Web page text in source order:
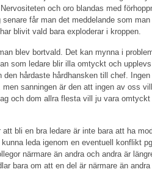
och oro blandas med
får man det meddelande som
blivit vald bara exploderar i kroppen.
blev bortvald. Det kan mynna i
som ledare blir illa omtyckt och
hårdaste hårdhansken till chef.
sanningen är den att ingen av oss
och dom allra flesta vill ju vara omtyckt
bli en bra ledare är inte bara att ha
leda igenom en eventuell konflikt
närmare än andra och andra är
bara om att en del är närmare än andra